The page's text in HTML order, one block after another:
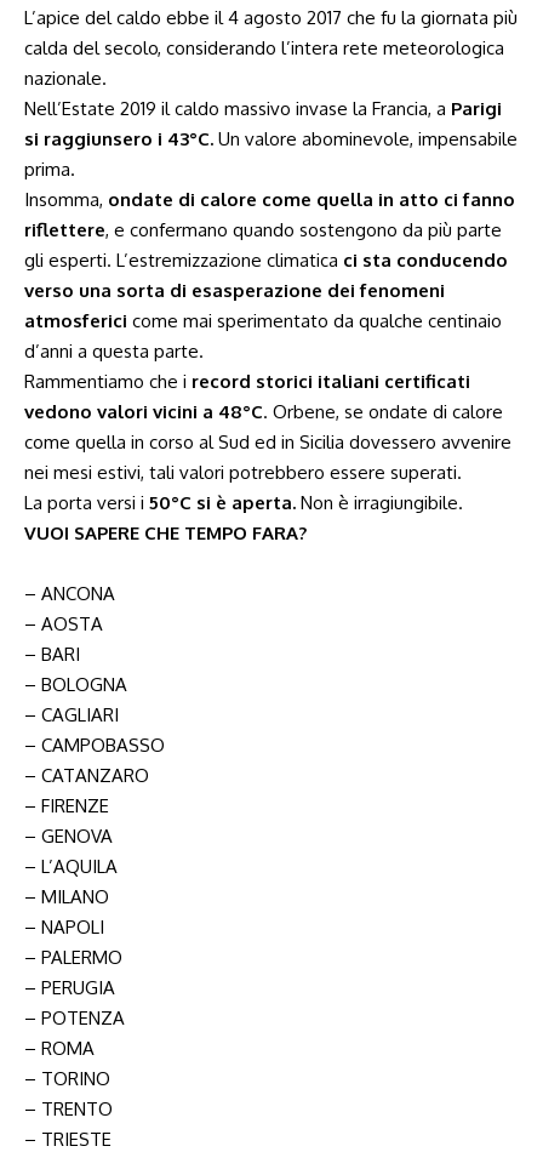
L’apice del caldo ebbe il 4 agosto 2017 che fu la giornata più
calda del secolo, considerando l’intera rete meteorologica
nazionale.
Nell’Estate 2019 il caldo massivo invase la Francia, a Parigi
si raggiunsero i 43°C. Un valore abominevole, impensabile
prima.
Insomma, ondate di calore come quella in atto ci fanno
riflettere, e confermano quando sostengono da più parte
gli esperti. L’estremizzazione climatica ci sta conducendo
verso una sorta di esasperazione dei fenomeni
atmosferici come mai sperimentato da qualche centinaio
d’anni a questa parte.
Rammentiamo che i record storici italiani certificati
vedono valori vicini a 48°C. Orbene, se ondate di calore
come quella in corso al Sud ed in Sicilia dovessero avvenire
nei mesi estivi, tali valori potrebbero essere superati.
La porta versi i 50°C si è aperta. Non è irragiungibile.
VUOI SAPERE CHE TEMPO FARA?
– ANCONA
– AOSTA
– BARI
– BOLOGNA
– CAGLIARI
– CAMPOBASSO
– CATANZARO
– FIRENZE
– GENOVA
– L’AQUILA
– MILANO
– NAPOLI
– PALERMO
– PERUGIA
– POTENZA
– ROMA
– TORINO
– TRENTO
– TRIESTE